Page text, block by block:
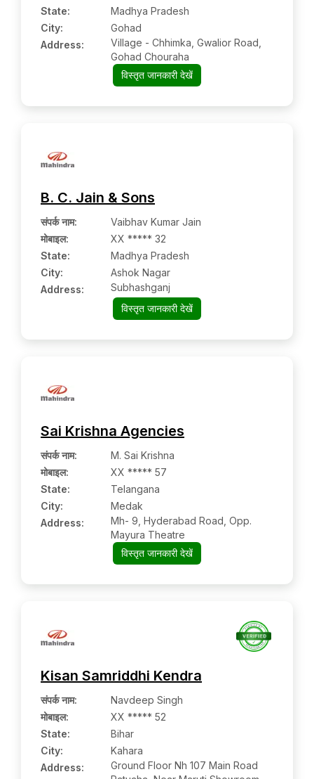
State:
Madhya Pradesh
City:
Gohad
Address:
Village - Chhimka, Gwalior Road,
Gohad Chouraha
विस्तृत जानकारी देखें
B. C. Jain & Sons
संपर्क नाम:
Vaibhav Kumar Jain
मोबाइल:
XX ***** 32
State:
Madhya Pradesh
City:
Ashok Nagar
Address:
Subhashganj
विस्तृत जानकारी देखें
Sai Krishna Agencies
संपर्क नाम:
M. Sai Krishna
मोबाइल:
XX ***** 57
State:
Telangana
City:
Medak
Address:
Mh- 9, Hyderabad Road, Opp.
Mayura Theatre
विस्तृत जानकारी देखें
Kisan Samriddhi Kendra
संपर्क नाम:
Navdeep Singh
मोबाइल:
XX ***** 52
State:
Bihar
City:
Kahara
Address:
Ground Floor Nh 107 Main Road